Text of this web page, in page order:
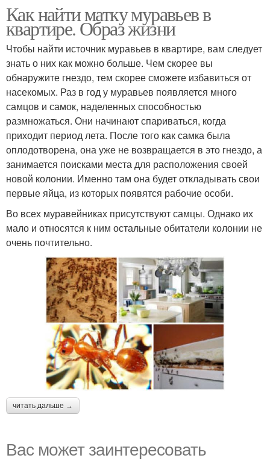
Как найти матку муравьев в
квартире. Образ жизни
Чтобы найти источник муравьев в квартире, вам следует
знать о них как можно больше. Чем скорее вы
обнаружите гнездо, тем скорее сможете избавиться от
насекомых. Раз в год у муравьев появляется много
самцов и самок, наделенных способностью
размножаться. Они начинают спариваться, когда
приходит период лета. После того как самка была
оплодотворена, она уже не возвращается в это гнездо, а
занимается поисками места для расположения своей
новой колонии. Именно там она будет откладывать свои
первые яйца, из которых появятся рабочие особи.
Во всех муравейниках присутствуют самцы. Однако их
мало и относятся к ним остальные обитатели колонии не
очень почтительно.
читать дальше →
Вас может заинтересовать